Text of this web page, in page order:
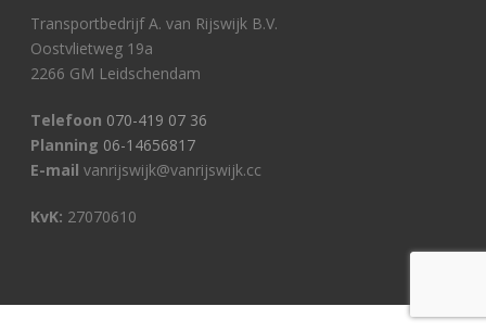
Transportbedrijf A. van Rijswijk B.V.
Oostvlietweg 19a
2266 GM Leidschendam
Telefoon 070-419 07 36
Planning 06-14656817
E-mail vanrijswijk@vanrijswijk.cc
KvK: 27070610